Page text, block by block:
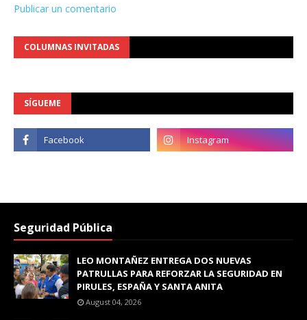
Publicar un comentario
COLUMNAS INVITADAS
SÍGUEME
Seguridad Pública
LEO MONTAÑEZ ENTREGA DOS NUEVAS
PATRULLAS PARA REFORZAR LA SEGURIDAD EN
PIRULES, ESPAÑA Y SANTA ANITA
August 04, 2026